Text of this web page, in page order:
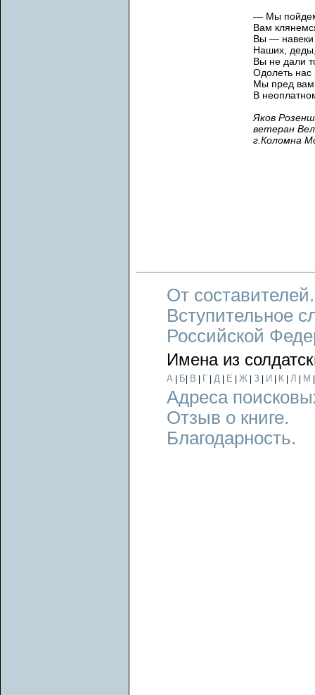
— Мы
Вам
Вы — навеки
Наших,
Вы не дали
Одолеть нас
Мы пред
В
Яков
ветеран
г.Коломна
От составителей.
Вступительное
Российской
Имена из
А Б В Г Д Е Ж З И К Л М
Адреса
Отзыв о книге.
Благодарность.